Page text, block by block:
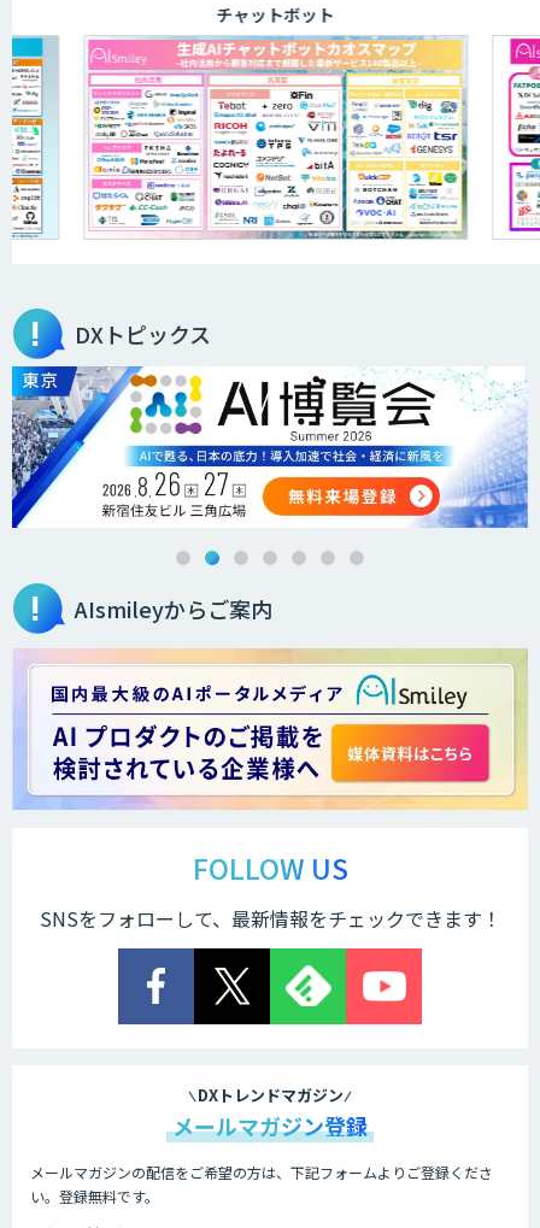
JOINT AI Flow byGMO
AIR-NEXUS
secondz Agentsense
法人向けAIエージェント「OfficeAI社
員」
2層ナレッジ×AIで顧客コミュニケーシ
＜Dify活用＞AIエージェントDRIVE
ジェント開発
Explaza 生成AI Partner｜AIエージェン
「業務AIプロ」
チャットボット
DXトピックス
AIsmileyからご案内
FOLLOW US
SNSをフォローして、最新情報をチェックできます！
DXトレンドマガジン
メールマガジン登録
メールマガジンの配信をご希望の方は、下記フォームよりご登録くださ
い。登録無料です。